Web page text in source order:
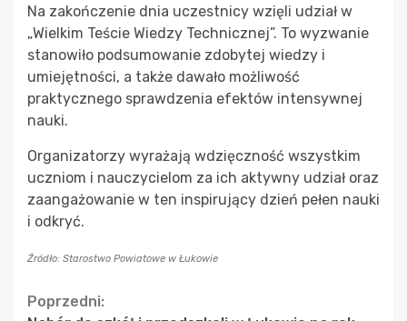
Na zakończenie dnia uczestnicy wzięli udział w
„Wielkim Teście Wiedzy Technicznej”. To wyzwanie
stanowiło podsumowanie zdobytej wiedzy i
umiejętności, a także dawało możliwość
praktycznego sprawdzenia efektów intensywnej
nauki.
Organizatorzy wyrażają wdzięczność wszystkim
uczniom i nauczycielom za ich aktywny udział oraz
zaangażowanie w ten inspirujący dzień pełen nauki
i odkryć.
Źródło: Starostwo Powiatowe w Łukowie
Continue
Poprzedni: